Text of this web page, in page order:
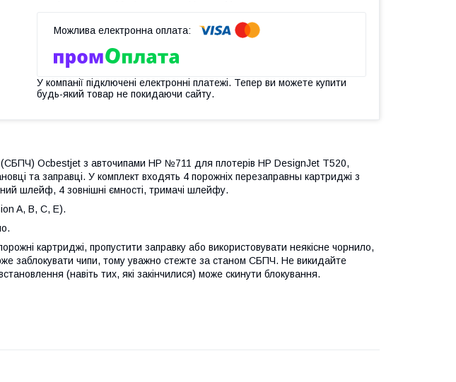
У компанії підключені електронні платежі. Тепер ви можете купити
будь-який товар не покидаючи сайту.
(СБПЧ) Ocbestjet з авточипами HP №711 для плотерів HP DesignJet T520,
та заправці. У комплект входять 4 порожніх перезаправны картриджі з
шлейф, 4 зовнішні ємності, тримачі шлейфу.
A, B, C, E).
картриджі, пропустити заправку або використовувати неякісне чорнило,
заблокувати чипи, тому уважно стежте за станом СБПЧ. Не викидайте
(навіть тих, які закінчилися) може скинути блокування.